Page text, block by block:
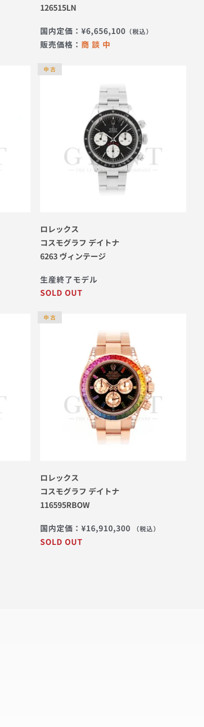
126515LN
国内定価： ¥6,656,100 （税込）
販売価格： 商 談 中
中 古
ロレックス
コスモグラフ デイトナ
6263 ヴィンテージ
生産終了モデル
SOLD OUT
中 古
ロレックス
コスモグラフ デイトナ
116595RBOW
国内定価： ¥16,910,300 （税込）
SOLD OUT